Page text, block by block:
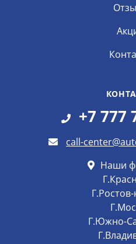
+7 777
call-
Наши
Г.Южно-